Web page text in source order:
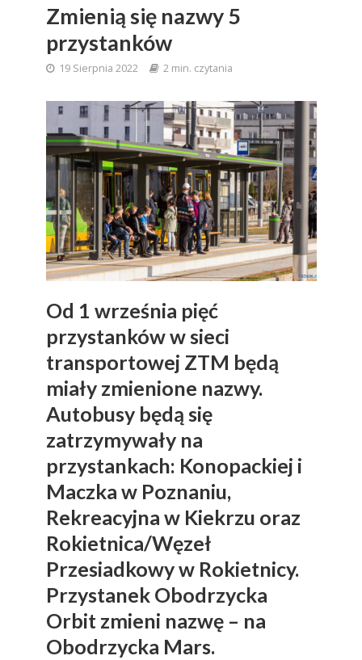
Zmienią się nazwy 5
przystanków
19 Sierpnia 2022 2 min. czytania
Od 1 września pięć
przystanków w sieci
transportowej ZTM będą
miały zmienione nazwy.
Autobusy będą się
zatrzymywały na
przystankach: Konopackiej i
Maczka w Poznaniu,
Rekreacyjna w Kiekrzu oraz
Rokietnica/Węzeł
Przesiadkowy w Rokietnicy.
Przystanek Obodrzycka
Orbit zmieni nazwę – na
Obodrzycka Mars.